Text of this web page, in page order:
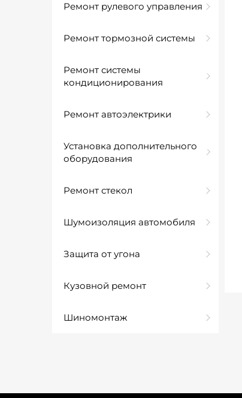
Ремонт рулевого управления
Ремонт тормозной системы
Ремонт системы
кондиционирования
Ремонт автоэлектрики
Установка дополнительного
оборудования
Ремонт стекол
Шумоизоляция автомобиля
Защита от угона
Кузовной ремонт
Шиномонтаж